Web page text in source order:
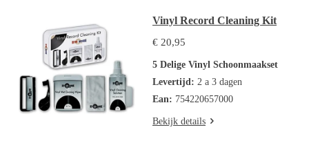
Vinyl Record Cleaning Kit
€ 20,95
5 Delige Vinyl Schoonmaakset
Levertijd: 2 a 3 dagen
Ean: 754220657000
Bekijk details